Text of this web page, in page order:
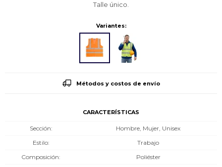
Talle único.
Variantes:
Métodos y costos de envío
CARACTERÍSTICAS
Sección
Hombre, Mujer, Unisex
Estilo
Trabajo
Composición
Poliéster